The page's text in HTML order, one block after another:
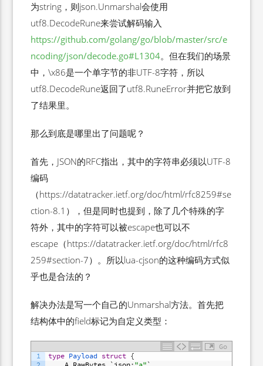
为string，则json.Unmarshal会使用
utf8.DecodeRune来尝试解码输入
https://github.com/golang/go/blob/master/src/e
ncoding/json/decode.go#L1304。但在我们的场景
中，\x86是一个单字节的非UTF-8字符，所以
utf8.DecodeRune返回了utf8.RuneError并把它放到
了结果里。
那么到底是哪里出了问题呢？
首先，JSON的RFC指出，其中的字符串必须以UTF-8
编码
（https://datatracker.ietf.org/doc/html/rfc8259#se
ction-8.1），但是同时也提到，除了几个特殊的字
符外，其中的字符可以被escape也可以不
escape（https://datatracker.ietf.org/doc/html/rfc8
259#section-7）。所以lua-cjson的这种编码方式似
乎也是合法的？
解决办法是写一个自己的Unmarshal方法。首先把
结构体中的field标记为自定义类型：
Go
1
type Payload struct {